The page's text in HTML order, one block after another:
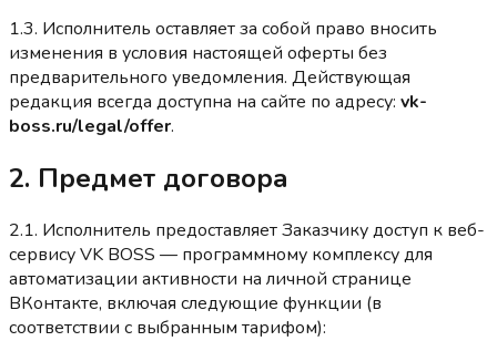
1.3. Исполнитель оставляет за собой право вносить
изменения в условия настоящей оферты без
предварительного уведомления. Действующая
редакция всегда доступна на сайте по адресу: vk-
boss.ru/legal/offer.
2. Предмет договора
2.1. Исполнитель предоставляет Заказчику доступ к веб-
сервису VK BOSS — программному комплексу для
автоматизации активности на личной странице
ВКонтакте, включая следующие функции (в
соответствии с выбранным тарифом):